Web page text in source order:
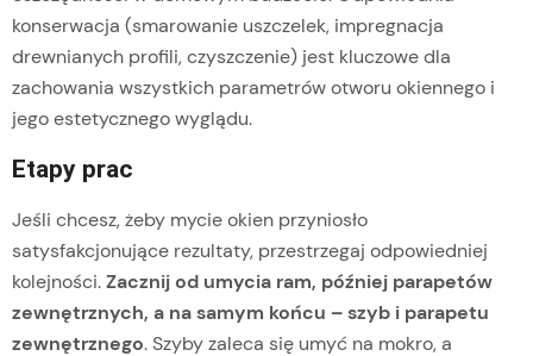
konserwacja (smarowanie uszczelek, impregnacja
drewnianych profili, czyszczenie) jest kluczowe dla
zachowania wszystkich parametrów otworu okiennego i
jego estetycznego wyglądu.
Etapy prac
Jeśli chcesz, żeby mycie okien przyniosło
satysfakcjonujące rezultaty, przestrzegaj odpowiedniej
kolejności.Zacznij od umycia ram, później parapetów
zewnętrznych, a na samym końcu – szyb i parapetu
zewnętrznego. Szyby zaleca się umyć na mokro, a